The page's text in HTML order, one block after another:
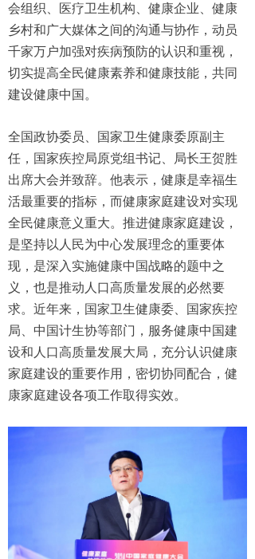
会组织、医疗卫生机构、健康企业、健康
乡村和广大媒体之间的沟通与协作，动员
千家万户加强对疾病预防的认识和重视，
切实提高全民健康素养和健康技能，共同
建设健康中国。
全国政协委员、国家卫生健康委原副主
任，国家疾控局原党组书记、局长王贺胜
出席大会并致辞。他表示，健康是幸福生
活最重要的指标，而健康家庭建设对实现
全民健康意义重大。推进健康家庭建设，
是坚持以人民为中心发展理念的重要体
现，是深入实施健康中国战略的题中之
义，也是推动人口高质量发展的必然要
求。近年来，国家卫生健康委、国家疾控
局、中国计生协等部门，服务健康中国建
设和人口高质量发展大局，充分认识健康
家庭建设的重要作用，密切协同配合，健
康家庭建设各项工作取得实效。